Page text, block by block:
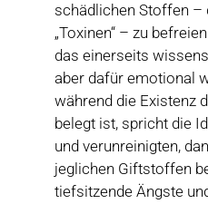
schädlichen Stoffen –
„Toxinen“ – zu
das einerseits
aber dafür emotional
während die Existenz
belegt ist, spricht die
und verunreinigten,
jeglichen Giftstoffen
tiefsitzende Ängste